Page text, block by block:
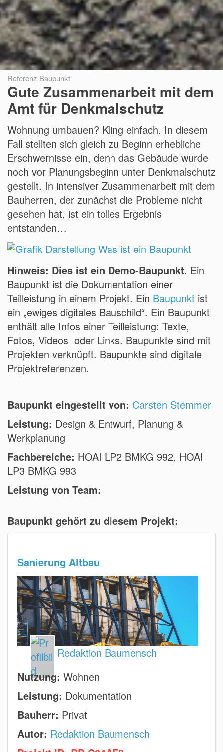
Referenz Baupunkt
Gute Zusammenarbeit mit dem
Amt für Denkmalschutz
Wohnung umbauen? Kling einfach. In diesem
Fall stellten sich gleich zu Beginn erhebliche
Erschwernisse ein, denn das Gebäude wurde
noch vor Planungsbeginn unter Denkmalschutz
gestellt. In intensiver Zusammenarbeit mit dem
Bauherren, der zunächst die Probleme nicht
gesehen hat, ist ein tolles Ergebnis
entstanden…
Hinweis: Dies ist ein Demo-Baupunkt. Ein
Baupunkt ist die Dokumentation einer
Teilleistung in einem Projekt. Ein Baupunkt ist
ein „ewiges digitales Bauschild“. Ein Baupunkt
enthält alle Infos einer Teilleistung: Texte,
Fotos, Videos oder Links. Baupunkte sind mit
Projekten verknüpft. Baupunkte sind digitale
Projektreferenzen.
Baupunkt eingestellt von: Carsten Stemmer
Leistung: Design & Entwurf, Planung &
Werkplanung
Fachbereiche: HOAI LP2 BMKG 992, HOAI
LP3 BMKG 993
Leistung von Team:
Baupunkt gehört zu diesem Projekt:
Sanierung Altbau
Redaktion Baumensch
Nutzung: Wohnen
Leistung: Dokumentation
Bauherr: Privat
Autor: Redaktion Baumensch